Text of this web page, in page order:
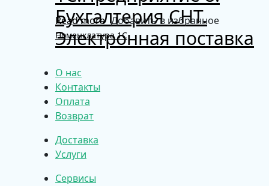
Бухгалтерия СНТ.
Электронная поставка
Read more Добавить в избранное
Номенклатура 1С
О нас
Контакты
Оплата
Возврат
Доставка
Услуги
Сервисы